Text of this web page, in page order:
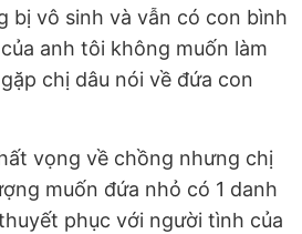
bị vô sinh và vẫn có con bình
anh tôi không muốn làm
chị dâu nói về đứa con
vọng về chồng nhưng chị
muốn đứa nhỏ có 1 danh
phục với người tình của